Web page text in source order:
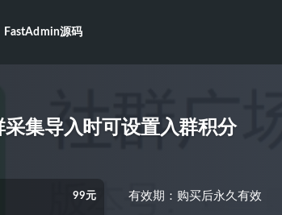
FastAdmin源码
集导入时可设置入群积分
99元 有效期：购买后永久有效